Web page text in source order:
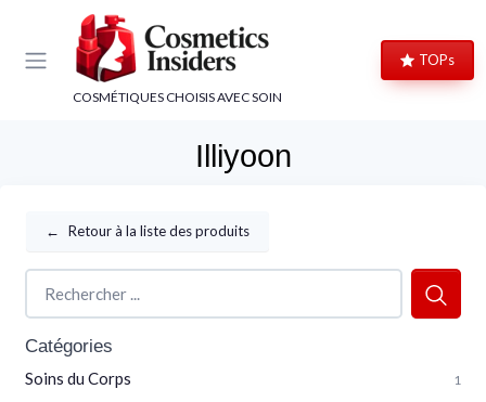
COSMÉTIQUES CHOISIS AVEC SOIN
TOPs
Illiyoon
← Retour à la liste des produits
Catégories
Soins du Corps 1
Panneau de gestion des cookies